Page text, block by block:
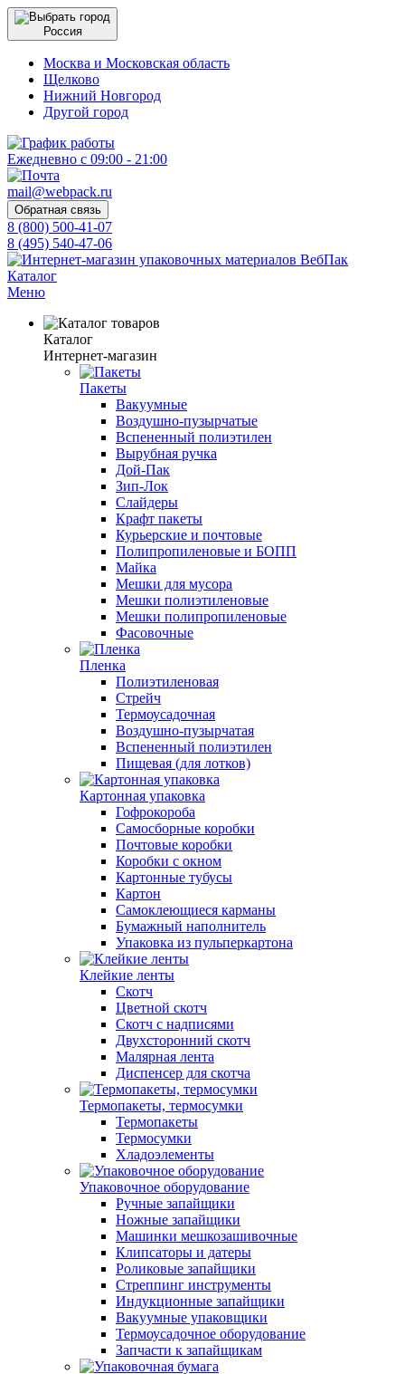
Россия
Москва и Московская область
Щелково
Нижний Новгород
Другой город
Ежедневно с 09:00 - 21:00
mail@webpack.ru
Обратная связь
8 (800) 500-41-07
8 (495) 540-47-06
Каталог
Меню
Каталог
Интернет-магазин
Пакеты
Вакуумные
Воздушно-пузырчатые
Вспененный полиэтилен
Вырубная ручка
Дой-Пак
Зип-Лок
Слайдеры
Крафт пакеты
Курьерские и почтовые
Полипропиленовые и БОПП
Майка
Мешки для мусора
Мешки полиэтиленовые
Мешки полипропиленовые
Фасовочные
Пленка
Полиэтиленовая
Стрейч
Термоусадочная
Воздушно-пузырчатая
Вспененный полиэтилен
Пищевая (для лотков)
Картонная упаковка
Гофрокороба
Самосборные коробки
Почтовые коробки
Коробки с окном
Картонные тубусы
Картон
Самоклеющиеся карманы
Бумажный наполнитель
Упаковка из пульперкартона
Клейкие ленты
Скотч
Цветной скотч
Скотч с надписями
Двухсторонний скотч
Малярная лента
Диспенсер для скотча
Термопакеты, термосумки
Термопакеты
Термосумки
Хладоэлементы
Упаковочное оборудование
Ручные запайщики
Ножные запайщики
Машинки мешкозашивочные
Клипсаторы и датеры
Роликовые запайщики
Стреппинг инструменты
Индукционные запайщики
Вакуумные упаковщики
Термоусадочное оборудование
Запчасти к запайщикам